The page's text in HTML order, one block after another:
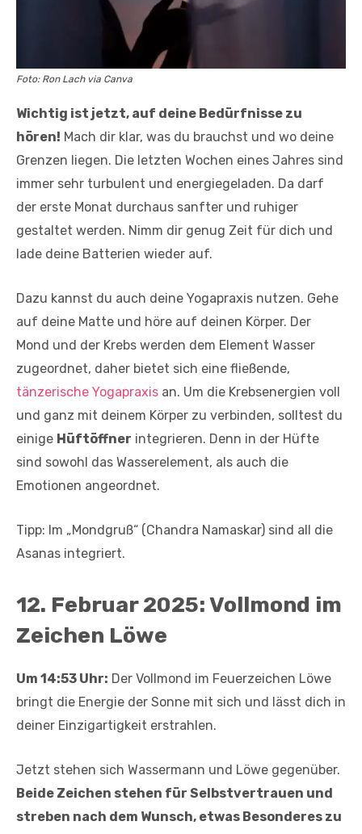
Foto: Ron Lach via Canva
Wichtig ist jetzt, auf deine Bedürfnisse zu
hören! Mach dir klar, was du brauchst und wo deine
Grenzen liegen. Die letzten Wochen eines Jahres sind
immer sehr turbulent und energiegeladen. Da darf
der erste Monat durchaus sanfter und ruhiger
gestaltet werden. Nimm dir genug Zeit für dich und
lade deine Batterien wieder auf.
Dazu kannst du auch deine Yogapraxis nutzen. Gehe
auf deine Matte und höre auf deinen Körper. Der
Mond und der Krebs werden dem Element Wasser
zugeordnet, daher bietet sich eine fließende,
tänzerische Yogapraxis an. Um die Krebsenergien voll
und ganz mit deinem Körper zu verbinden, solltest du
einige Hüftöffner integrieren. Denn in der Hüfte
sind sowohl das Wasserelement, als auch die
Emotionen angeordnet.
Tipp: Im „Mondgruß“ (Chandra Namaskar) sind all die
Asanas integriert.
12. Februar 2025: Vollmond im
Zeichen Löwe
Um 14:53 Uhr: Der Vollmond im Feuerzeichen Löwe
bringt die Energie der Sonne mit sich und lässt dich in
deiner Einzigartigkeit erstrahlen.
Jetzt stehen sich Wassermann und Löwe gegenüber.
Beide Zeichen stehen für Selbstvertrauen und
streben nach dem Wunsch, etwas Besonderes zu